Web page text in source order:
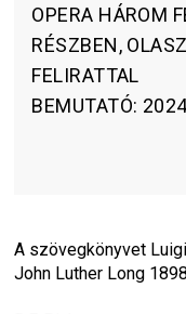
OPERA HÁROM
RÉSZBEN,
FELIRATTAL
BEMUTATÓ:
A szövegkönyvet
John Luther Long